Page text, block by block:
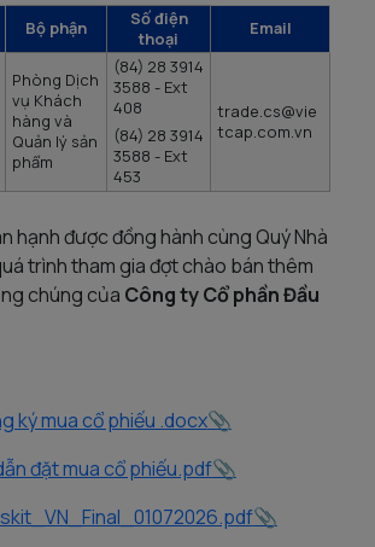
Bộ phận
Số điện
thoại
Email
Phòng Dịch
vụ Khách
hàng và
Quản lý sản
phẩm
(84) 28 3914
3588 - Ext
408
trade.cs@vie
tcap.com.vn
(84) 28 3914
3588 - Ext
453
hạnh được đồng hành cùng Quý Nhà
trình tham gia đợt chào bán thêm
chúng của Công ty Cổ phần Đầu
ký mua cổ phiếu .docx
đặt mua cổ phiếu.pdf